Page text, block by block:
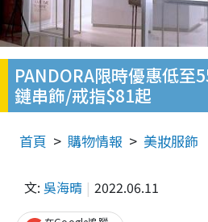
PANDORA限時優惠低至
鏈串飾/戒指$81起
首頁 購物情報 美妝服飾
文: 吳海晴 2022.06.11